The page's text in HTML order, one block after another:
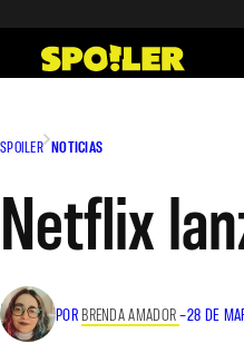
contenido
SPOILER NOTICIAS
Netflix
POR BRENDA AMADOR–28 DE